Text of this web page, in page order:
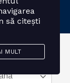
- Iași
să citești
MULT